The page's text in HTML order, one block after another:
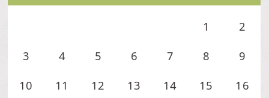
1
2
3
4 5 6 7 8
9
10
11 12 13 14 15
16